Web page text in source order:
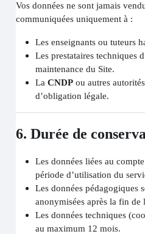
Vos données ne sont jamais
communiquées uniquement à :
Les enseignants ou tuteurs
Les prestataires techniques
maintenance du Site.
LaCNDP ou autres
d’obligation légale.
6. Durée de
Les données liées au
période d’utilisation du
Les données pédagogiques
anonymisées après la fin de
Les données techniques
au maximum 12 mois.